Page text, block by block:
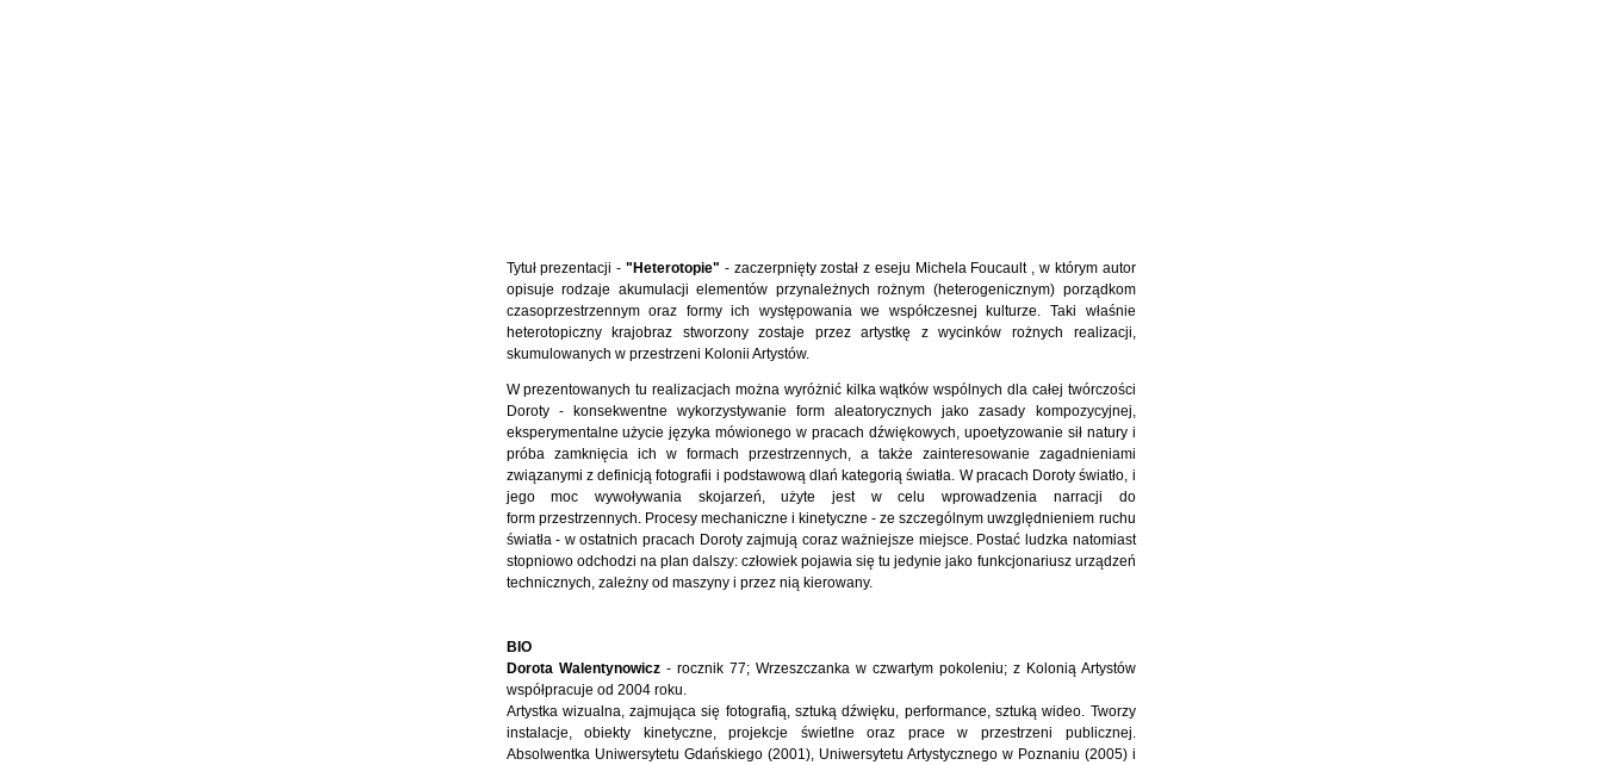
Tytuł prezentacji - "Heterotopie" - zaczerpnięty został z eseju Michela Foucault , w którym autor
opisuje rodzaje akumulacji elementów przynależnych rożnym (heterogenicznym) porządkom
czasoprzestrzennym oraz formy ich występowania we współczesnej kulturze. Taki właśnie
heterotopiczny krajobraz stworzony zostaje przez artystkę z wycinków rożnych realizacji,
skumulowanych w przestrzeni Kolonii Artystów.
W prezentowanych tu realizacjach można wyróżnić kilka wątków wspólnych dla całej twórczości
Doroty - konsekwentne wykorzystywanie form aleatorycznych jako zasady kompozycyjnej,
eksperymentalne użycie języka mówionego w pracach dźwiękowych, upoetyzowanie sił natury i
próba zamknięcia ich w formach przestrzennych, a także zainteresowanie zagadnieniami
związanymi z definicją fotografii i podstawową dlań kategorią światła. W pracach Doroty światło, i
jego moc wywoływania skojarzeń, użyte jest w celu wprowadzenia narracji do
form przestrzennych. Procesy mechaniczne i kinetyczne - ze szczególnym uwzględnieniem ruchu
światła - w ostatnich pracach Doroty zajmują coraz ważniejsze miejsce. Postać ludzka natomiast
stopniowo odchodzi na plan dalszy: człowiek pojawia się tu jedynie jako funkcjonariusz urządzeń
technicznych, zależny od maszyny i przez nią kierowany.
BIO
Dorota Walentynowicz- rocznik 77; Wrzeszczanka w czwartym pokoleniu; z Kolonią Artystów
współpracuje od 2004 roku.
Artystka wizualna, zajmująca się fotografią, sztuką dźwięku, performance, sztuką wideo. Tworzy
instalacje, obiekty kinetyczne, projekcje świetlne oraz prace w przestrzeni publicznej.
Absolwentka Uniwersytetu Gdańskiego (2001), Uniwersytetu Artystycznego w Poznaniu (2005) i